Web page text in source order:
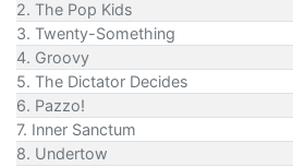
2. The Pop Kids
3. Twenty-Something
4. Groovy
5. The Dictator Decides
6. Pazzo!
7. Inner Sanctum
8. Undertow